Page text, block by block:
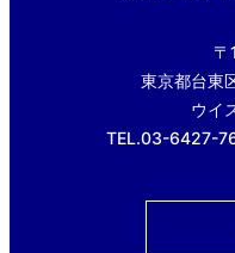
東京都台東
ウイ
TEL.03-6427-